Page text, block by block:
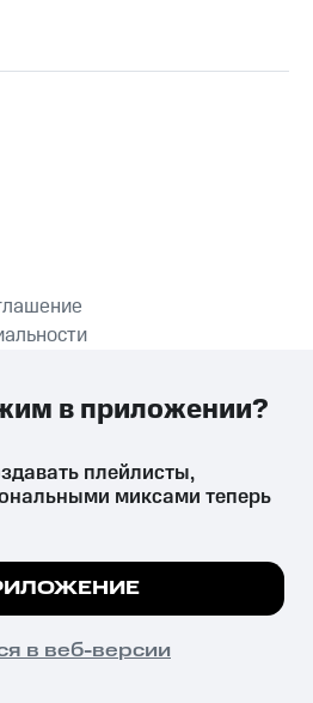
ПРИЛОЖЕНИЕ
аналогов причиняет вред здоровью,
и влечёт установленную
чтобы на сайте все
ПОНЯТНО
плейлисты,
миксами теперь
в веб-версии